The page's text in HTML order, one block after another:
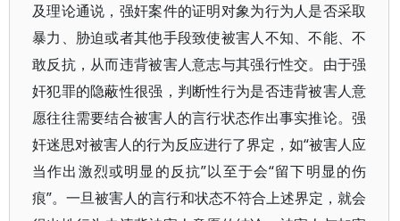
及理论通说，强奸案件的证明对象为行为人是否采取
暴力、胁迫或者其他手段致使被害人不知、不能、不
敢反抗，从而违背被害人意志与其强行性交。由于强
奸犯罪的隐蔽性很强，判断性行为是否违背被害人意
愿往往需要结合被害人的言行状态作出事实推论。强
奸迷思对被害人的行为反应进行了界定，如“被害人应
当作出激烈或明显的反抗”以至于会“留下明显的伤
痕”。一旦被害人的言行和状态不符合上述界定，就会